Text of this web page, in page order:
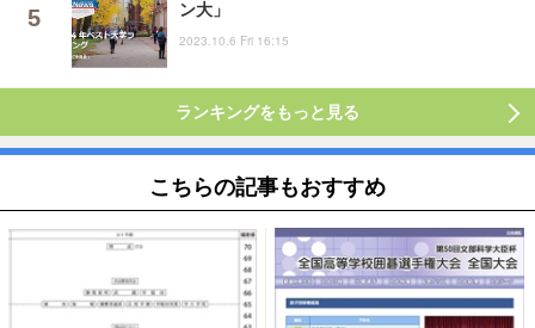
ン大」
2023.10.6 Fri 16:15
ランキングをもっと見る
こちらの記事もおすすめ